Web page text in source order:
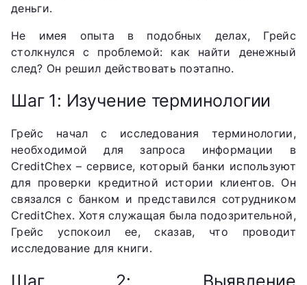
деньги.
Не имея опыта в подобных делах, Грейс
столкнулся с проблемой: как найти денежный
след? Он решил действовать поэтапно.
Шаг 1: Изучение терминологии
Грейс начал с исследования терминологии,
необходимой для запроса информации в
CreditChex – сервисе, который банки используют
для проверки кредитной истории клиентов. Он
связался с банком и представился сотрудником
CreditChex. Хотя служащая была подозрительной,
Грейс успокоил ее, сказав, что проводит
исследование для книги.
Шаг 2: Выявление